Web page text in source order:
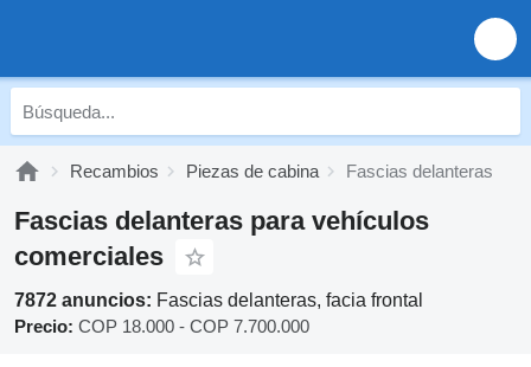
Recambios Piezas de cabina Fascias delanteras
Fascias delanteras para vehículos
comerciales
7872 anuncios: Fascias delanteras, facia frontal
Precio: COP 18.000 - COP 7.700.000